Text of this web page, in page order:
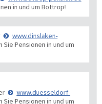
in und um Bottrop!
www.dinslaken-
Sie Pensionen in und um
www.duesseldorf-
Sie Pensionen in und um